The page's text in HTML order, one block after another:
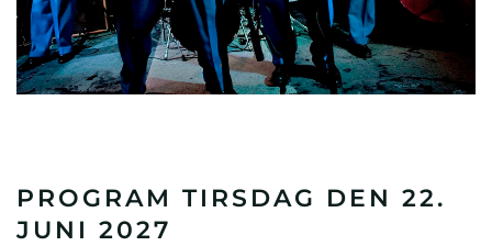
PROGRAM TIRSDAG DEN 22.
JUNI 2027